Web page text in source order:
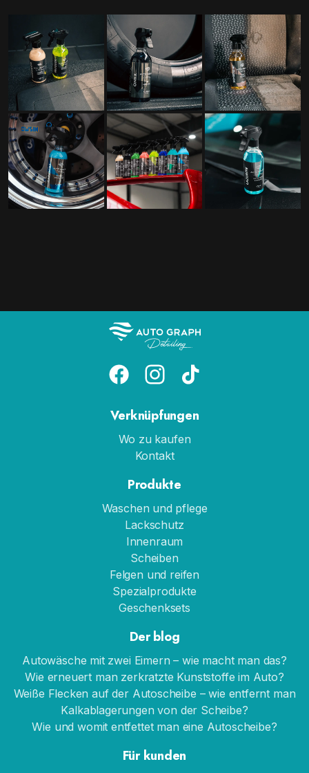
Verknüpfungen
Wo zu kaufen
Kontakt
Produkte
Waschen und pflege
Lackschutz
Innenraum
Scheiben
Felgen und reifen
Spezialprodukte
Geschenksets
Der blog
Autowäsche mit zwei Eimern – wie macht man das?
Wie erneuert man zerkratzte Kunststoffe im Auto?
Weiße Flecken auf der Autoscheibe – wie entfernt man
Kalkablagerungen von der Scheibe?
Wie und womit entfettet man eine Autoscheibe?
Für kunden